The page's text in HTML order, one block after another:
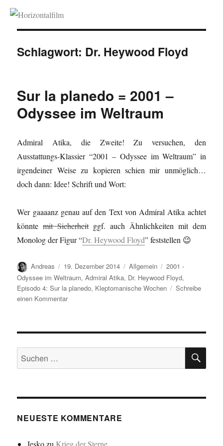
Horizontalfilm
Schlagwort: Dr. Heywood Floyd
Sur la planedo = 2001 –
Odyssee im Weltraum
Admiral Atika, die Zweite! Zu versuchen, den
Ausstattungs-Klassier “2001 – Odyssee im Weltraum” in
irgendeiner Weise zu kopieren schien mir unmöglich…
doch dann: Idee! Schrift und Wort:
Wer gaaaanz genau auf den Text von Admiral Atika achtet
könntemit Sicherheitggf. auch Ähnlichkeiten mit dem
Monolog der Figur “Dr. Heywood Floyd” feststellen 😉
Autor
Andreas
Veröffentlicht
am
19. Dezember 2014 Kategorien
Allgemein Schlagwörter
2001 -
Odyssee im Weltraum,Admiral Atika, Dr. Heywood Floyd,
Episodo 4: Sur la planedo, Kleptomanische Wochen
Schreibe
einen Kommentarzu
2001
Odyssee
Suchen
nach:
NEUESTE KOMMENTARE
Jeskozu Krieg der Sterne…